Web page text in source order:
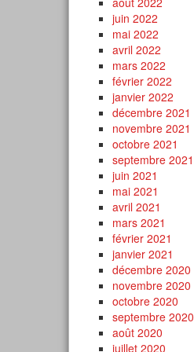
juin 2022
mai 2022
avril 2022
mars 2022
février 2022
janvier 2022
décembre 2021
novembre 2021
octobre 2021
septembre 2021
juin 2021
mai 2021
avril 2021
mars 2021
février 2021
janvier 2021
décembre 2020
novembre 2020
octobre 2020
septembre 2020
août 2020
juillet 2020